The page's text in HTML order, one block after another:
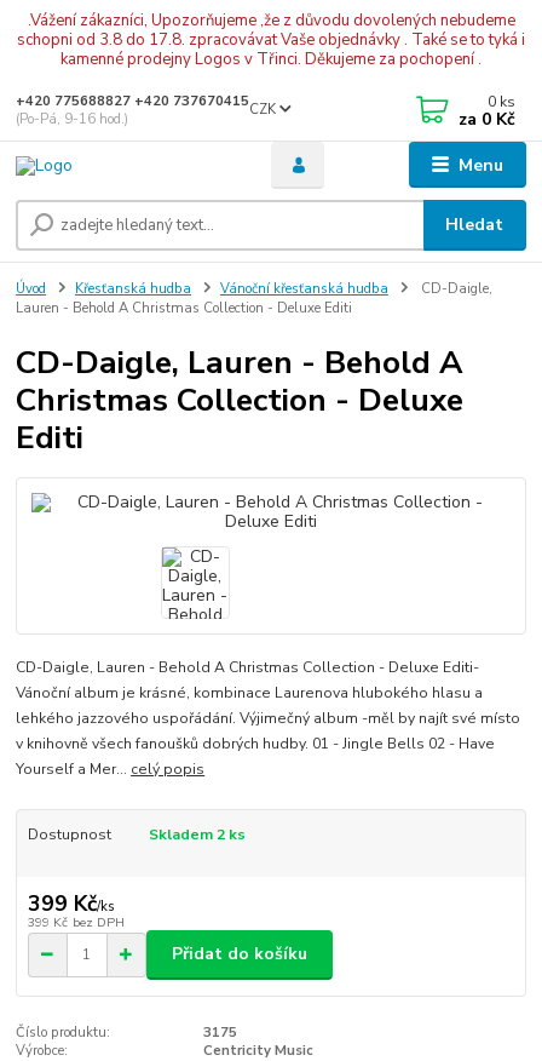
.Vážení zákazníci, Upozorňujeme ,že z důvodu dovolených nebudeme
schopni od 3.8 do 17.8. zpracovávat Vaše objednávky . Také se to tyká i
kamenné prodejny Logos v Třinci. Děkujeme za pochopení .
Menu
CZK
Hledat
+420 775688827 +420 737670415
(Po-Pá, 9-16 hod.)
0 ks
za 0 Kč
Úvod Křesťanská hudba Vánoční křesťanská hudba
CD-Daigle,
Lauren - Behold A Christmas Collection - Deluxe Editi
CD-Daigle, Lauren - Behold A
Christmas Collection - Deluxe
Editi
CD-Daigle, Lauren - Behold A Christmas Collection - Deluxe Editi-
Vánoční album je krásné, kombinace Laurenova hlubokého hlasu a
lehkého jazzového uspořádání. Výjimečný album -měl by najít své místo
v knihovně všech fanoušků dobrých hudby. 01 - Jingle Bells 02 - Have
Yourself a Mer... celý popis
Dostupnost Skladem 2 ks
399 Kč/ks
399 Kč bez DPH
Přidat do košíku
Číslo produktu:
3175
Výrobce:
Centricity Music